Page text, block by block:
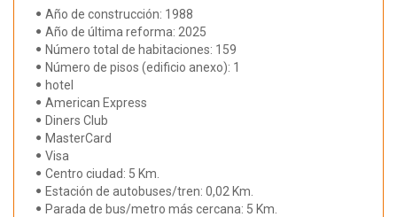
Año de construcción: 1988
Año de última reforma: 2025
Número total de habitaciones: 159
Número de pisos (edificio anexo): 1
hotel
American Express
Diners Club
MasterCard
Visa
Centro ciudad: 5 Km.
Estación de autobuses/tren: 0,02 Km.
Parada de bus/metro más cercana: 5 Km.